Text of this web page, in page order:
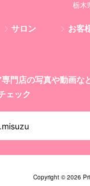
栃木
サロン お客
門店の写真や動画な
ェック
Copyright © 2026